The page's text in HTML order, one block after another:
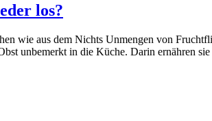
los?
wie aus dem Nichts Unmengen von
unbemerkt in die Küche. Darin ernähren